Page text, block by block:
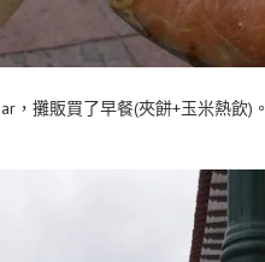
，攤販買了早餐(夾餅+玉米熱飲)。